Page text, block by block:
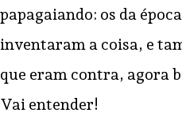
papagaiando: os da
inventaram a coisa, e
que eram contra, agora
Vai entender!